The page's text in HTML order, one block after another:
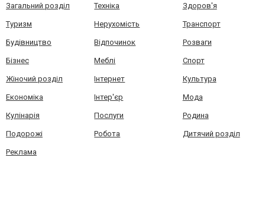
Загальний розділ Техніка Здоров'я
Туризм Нерухомість Транспорт
Будівництво Відпочинок Розваги
Бізнес Меблі Спорт
Жіночий розділ Інтернет Культура
Економіка Інтер'єр Мода
Кулінарія Послуги Родина
Подорожі Робота Дитячий розділ
Реклама